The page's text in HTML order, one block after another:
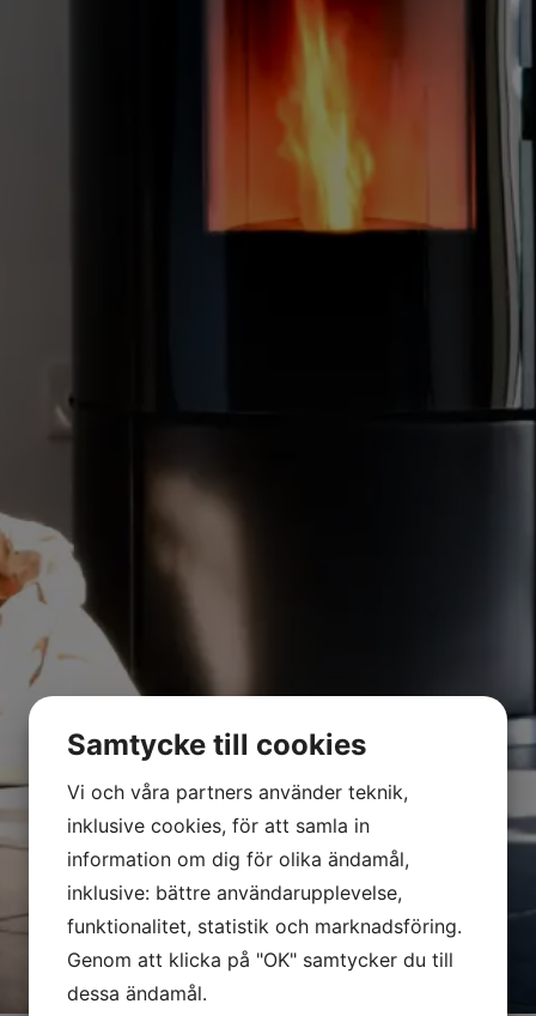
Samtycke till cookies
Vi och våra partners använder teknik,
inklusive cookies, för att samla in
information om dig för olika ändamål,
inklusive: bättre användarupplevelse,
funktionalitet, statistik och marknadsföring.
Genom att klicka på "OK" samtycker du till
dessa ändamål.